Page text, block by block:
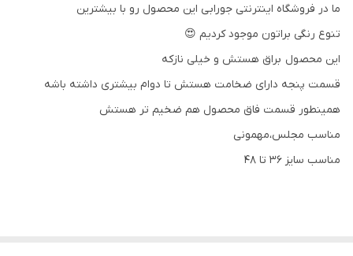
ما در فروشگاه اینترنتی جورابی این محصول رو با بیشترین
تنوع رنگی براتون موجود کردیم 😍
این محصول براق هستش و خیلی نازکه
قسمت پنجه دارای ضخامت هستش تا دوام بیشتری داشته باشه
همینطور قسمت فاق محصول هم ضخیم تر هستش
مناسب مجلس،مهمونی
مناسب سایز ۳۶ تا ۴۸